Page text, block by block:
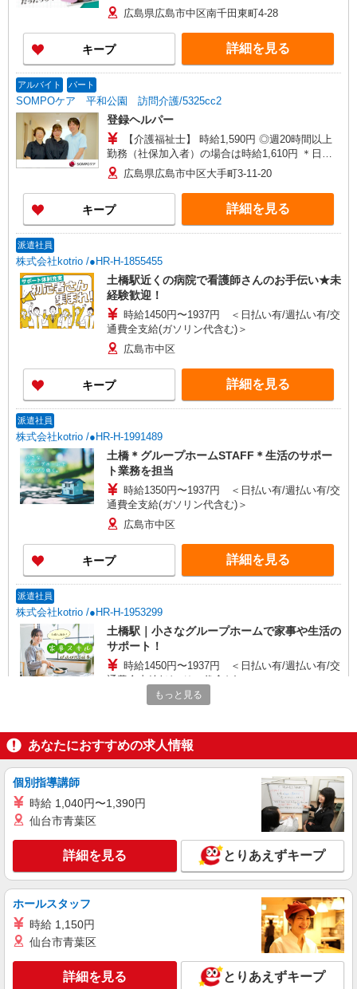
広島県広島市中区南千田東町4-28
キープ 詳細を見る
アルバイト パート
SOMPOケア 平和公園 訪問介護/5325cc2
登録ヘルパー
【介護福祉士】 時給1,590円 ◎週20時間以上
勤務（社保加入者）の場合は時給1,610円 ＊日曜
祝日：時給1,890円〜 【実務者研修・初任者研修
（ヘルパー1級・2級）】 時給1,510円 ◎週20時間
以上勤務（社保加入者）の場合は時給1,530円 ＊
日曜祝日：時給1,810円〜 ◎身体介助、生活援助
が同時給 ◎キャンセル手当：職務時給の60％支給
広島県広島市中区大手町3-11-20
キープ 詳細を見る
派遣社員
株式会社kotrio /●HR-H-1855455
土橋駅近くの病院で看護師さんのお手伝い★未
経験歓迎！
時給1450円〜1937円 ＜日払い有/週払い有/交
通費全支給(ガソリン代含む)＞
広島市中区
キープ 詳細を見る
派遣社員
株式会社kotrio /●HR-H-1991489
土橋＊グループホームSTAFF＊生活のサポー
ト業務を担当
時給1350円〜1937円 ＜日払い有/週払い有/交
通費全支給(ガソリン代含む)＞
広島市中区
キープ 詳細を見る
派遣社員
株式会社kotrio /●HR-H-1953299
土橋駅｜小さなグループホームで家事や生活の
サポート！
時給1450円〜1937円 ＜日払い有/週払い有/交
通費全支給(ガソリン代含む)＞
広島市中区
キープ 詳細を見る
派遣社員
株式会社kotrio /●HR-H-1878350
＜デイサービス/土橋駅＞面接なし！最短3日で
時給1450円〜1937円 ＜日払い有/週払い有/交
通費全支給(ガソリン代含む)＞
広島市中区
キープ 詳細を見る
派遣社員
株式会社kotrio /●HR-H-1953296
八丁堀駅｜小さなグループホームで家事や生活
もっと見る
あなたにおすすめの求人情報
個別指導講師
時給 1,040円〜1,390円
仙台市青葉区
詳細を見る とりあえずキープ
ホールスタッフ
時給 1,150円
仙台市青葉区
詳細を見る とりあえずキープ